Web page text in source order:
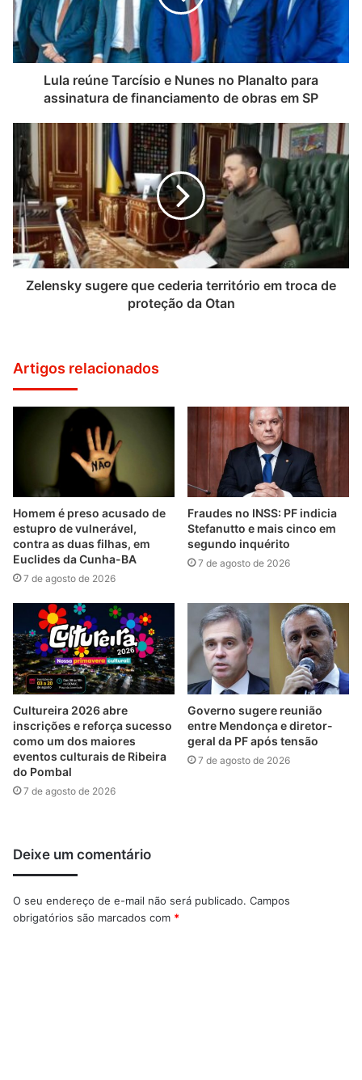
Lula reúne Tarcísio e Nunes no Planalto para
assinatura de financiamento de obras em SP
Zelensky sugere que cederia território em troca de
proteção da Otan
Artigos relacionados
Homem é preso acusado de
estupro de vulnerável,
contra as duas filhas, em
Euclides da Cunha-BA
7 de agosto de 2026
Fraudes no INSS: PF indicia
Stefanutto e mais cinco em
segundo inquérito
7 de agosto de 2026
Cultureira 2026 abre
inscrições e reforça sucesso
como um dos maiores
eventos culturais de Ribeira
do Pombal
7 de agosto de 2026
Governo sugere reunião
entre Mendonça e diretor-
geral da PF após tensão
7 de agosto de 2026
Deixe um comentário
O seu endereço de e-mail não será publicado. Campos
obrigatórios são marcados com *